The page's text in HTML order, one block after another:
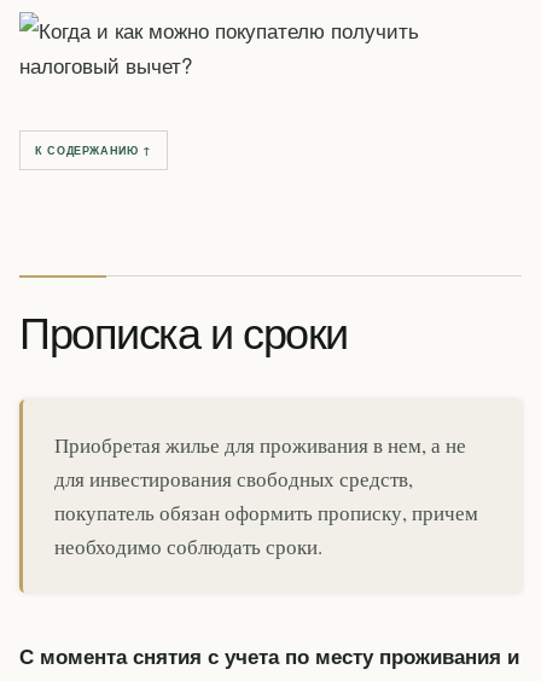
К СОДЕРЖАНИЮ ↑
Прописка и сроки
Приобретая жилье для проживания в нем, а не
для инвестирования свободных средств,
покупатель обязан оформить прописку, причем
необходимо соблюдать сроки.
С момента снятия с учета по месту проживания и